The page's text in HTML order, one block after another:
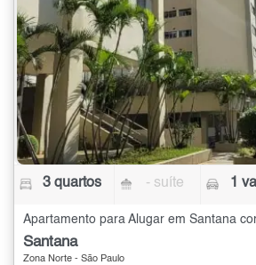
3 quartos - suíte 1
Apartamento para Alugar em Santana
Santana
Zona Norte - São Paulo